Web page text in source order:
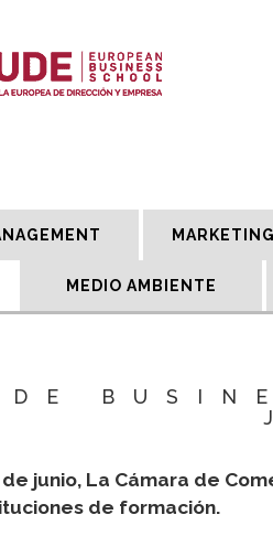
MEDIO AMBIENTE
junio, La Cámara de
de formación.